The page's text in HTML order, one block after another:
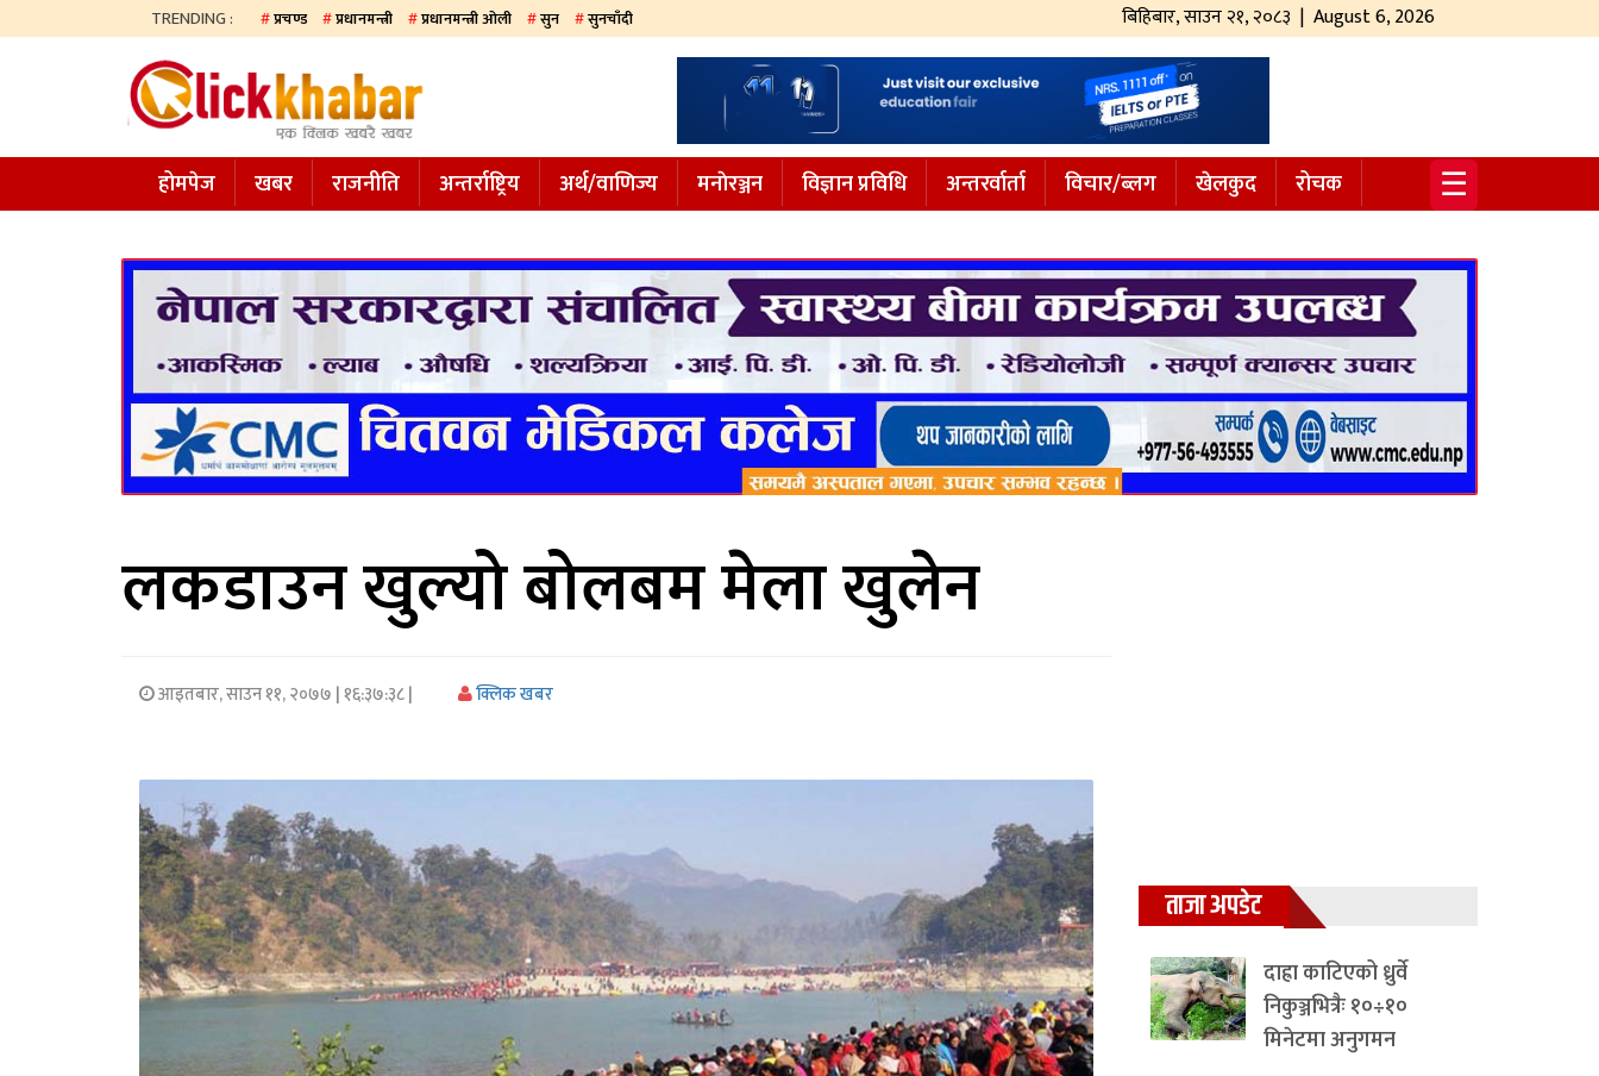
TRENDING : प्रचण्ड प्रधानमन्त्री प्रधानमन्त्री ओली सुन सुनचाँदी बिहिबार,साउन२१,२०८३ | August 6, 2026
खबर
समाज
☰
होमपेज खबर राजनीति अन्तर्राष्ट्रिय अर्थ/वाणिज्य मनाेरञ्जन विज्ञान प्रविधि अन्तरर्वार्ता विचार/ब्लग खेलकुद
रोचक
लकडाउन खुल्यो बोलबम मेला खुलेन
आइतबार, साउन ११, २०७७ | १६:३७:३८ | क्लिक खबर
ताजा अपडेट
दाह्रा काटिएको ध्रुर्वे
निकुञ्जभित्रैः १०÷१०
मिनेटमा अनुगमन